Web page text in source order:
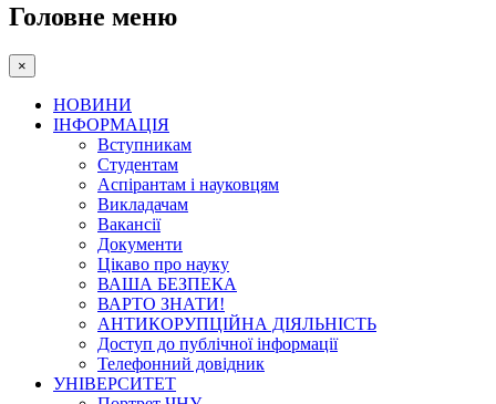
Головне меню
×
НОВИНИ
ІНФОРМАЦІЯ
Вступникам
Студентам
Аспірантам і науковцям
Викладачам
Вакансії
Документи
Цікаво про науку
ВАША БЕЗПЕКА
ВАРТО ЗНАТИ!
АНТИКОРУПЦІЙНА ДІЯЛЬНІСТЬ
Доступ до публічної інформації
Телефонний довідник
УНІВЕРСИТЕТ